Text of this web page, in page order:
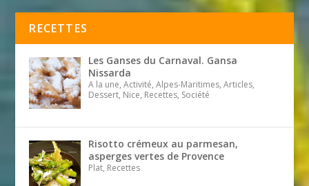
RECETTES
Les Ganses du Carnaval. Gansa
Nissarda
A la une, Activité, Alpes-Maritimes, Articles,
Dessert, Nice, Recettes, Société
Risotto crémeux au parmesan,
asperges vertes de Provence
Plat, Recettes